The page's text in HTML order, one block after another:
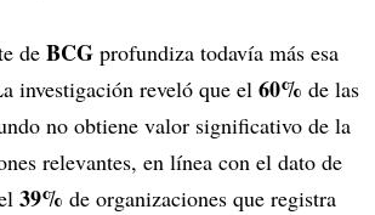
de BCG profundiza todavía más esa
investigación reveló que el 60% de las
no obtiene valor significativo de la
relevantes, en línea con el dato de
39% de organizaciones que registra